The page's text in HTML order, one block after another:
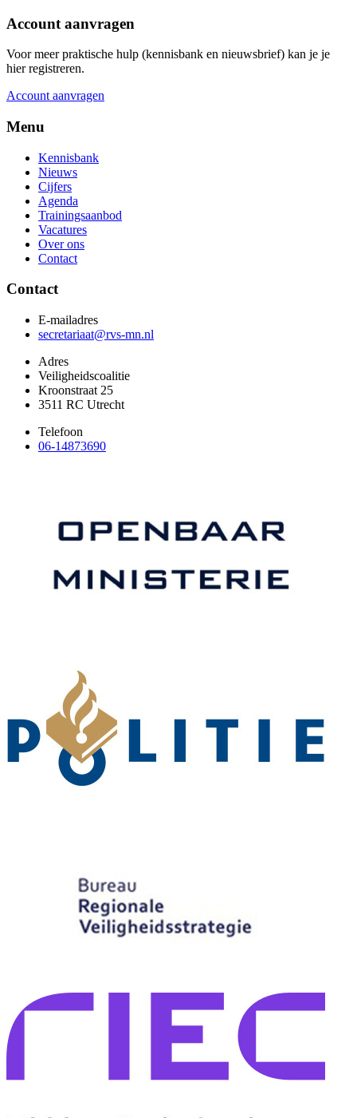
Account aanvragen
Voor meer praktische hulp (kennisbank en nieuwsbrief) kan je je
hier registreren.
Account aanvragen
Menu
Kennisbank
Nieuws
Cijfers
Agenda
Trainingsaanbod
Vacatures
Over ons
Contact
Contact
E-mailadres
secretariaat@rvs-mn.nl
Adres
Veiligheidscoalitie
Kroonstraat 25
3511 RC Utrecht
Telefoon
06-14873690